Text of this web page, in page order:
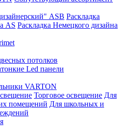
ASB Раскладка
AS Раскладка Немецкого дизайна
потолков
Led панели
VARTON
Торговое освещение Для
помещений Для школьных и